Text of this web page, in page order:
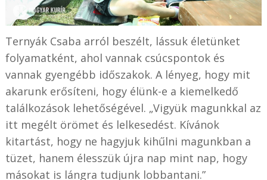
Ternyák Csaba arról beszélt, lássuk életünket
folyamatként, ahol vannak csúcspontok és
vannak gyengébb időszakok. A lényeg, hogy mit
akarunk erősíteni, hogy élünk-e a kiemelkedő
találkozások lehetőségével. „Vigyük magunkkal az
itt megélt örömet és lelkesedést. Kívánok
kitartást, hogy ne hagyjuk kihűlni magunkban a
tüzet, hanem élesszük újra nap mint nap, hogy
másokat is lángra tudjunk lobbantani.”